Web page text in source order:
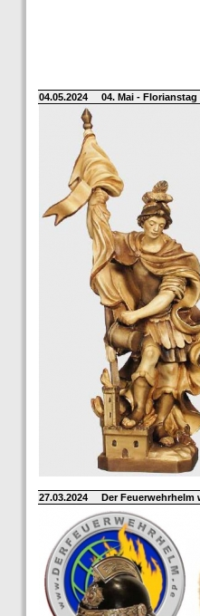
04.05.2024 04. Mai -
27.03.2024 Der